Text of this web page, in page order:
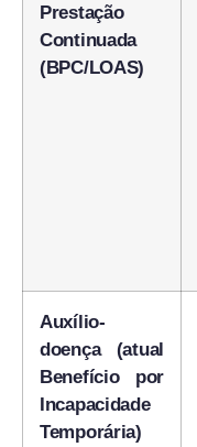
Prestação
Continuada
(BPC/LOAS)
Auxílio-
doença (atual
Benefício por
Incapacidade
Temporária)